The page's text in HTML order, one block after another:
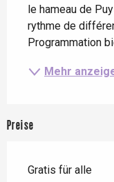
le hameau de
rythme de
Programmation
Mehr
Preise
Gratis für alle